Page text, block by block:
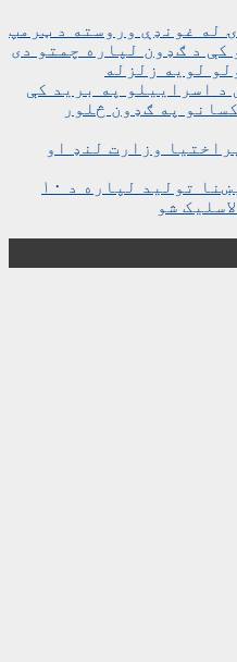
له غونډې وروسته د ټرمپ
کې د ګډون لپاره چمتو دی
لویه زلزله
د اسراییلو په برید کې
په روغتون باندې د ۱۵ کسانو په ګډون څلور
وزارت لنډ او
د ۱۰ زره میګاواټه برېښنا تولید لپاره د ۱۰
شو